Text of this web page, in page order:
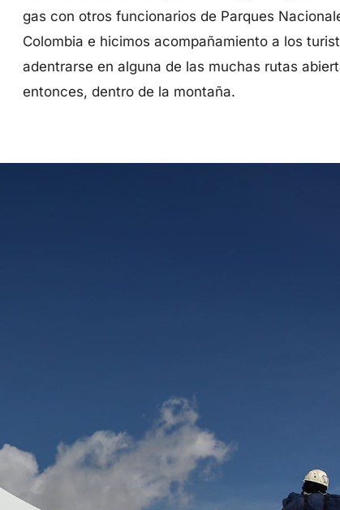
gas con otros funcionarios de Parques
Colombia e hicimos acompañamiento a los
adentrarse en alguna de las muchas rutas
entonces, dentro de la montaña.